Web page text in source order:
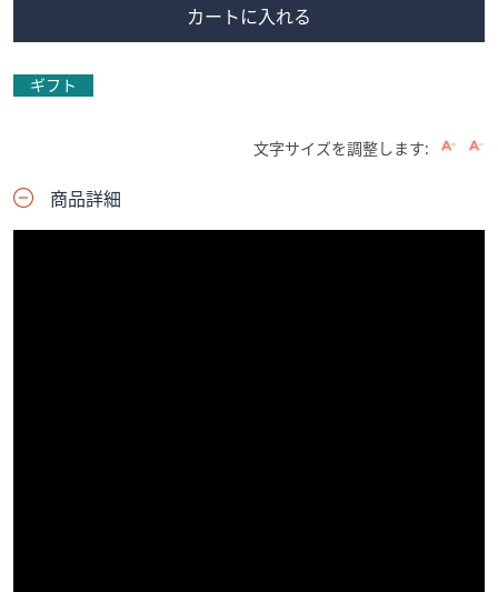
カートに入れる
ギフト
文字サイズを調整します:
商品詳細